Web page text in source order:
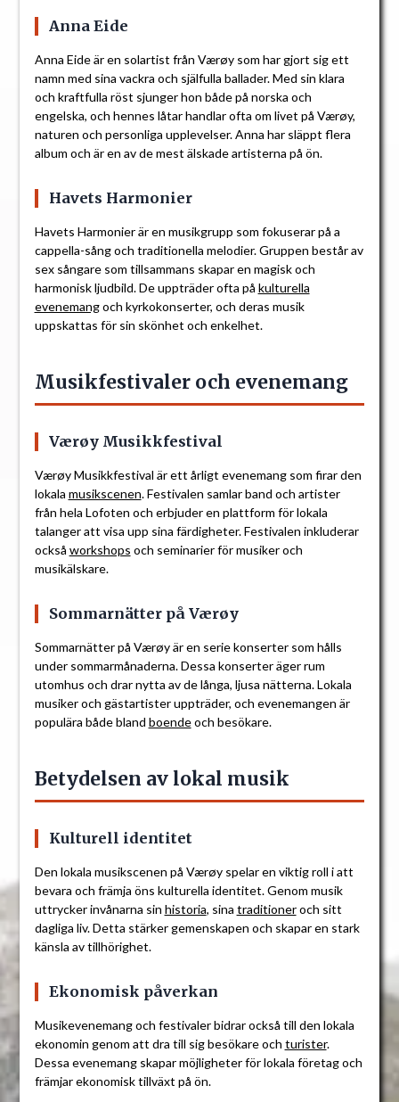
Anna Eide
Anna Eide är en solartist från Værøy som har gjort sig ett
namn med sina vackra och själfulla ballader. Med sin klara
och kraftfulla röst sjunger hon både på norska och
engelska, och hennes låtar handlar ofta om livet på Værøy,
naturen och personliga upplevelser. Anna har släppt flera
album och är en av de mest älskade artisterna på ön.
Havets Harmonier
Havets Harmonier är en musikgrupp som fokuserar på a
cappella-sång och traditionella melodier. Gruppen består av
sex sångare som tillsammans skapar en magisk och
harmonisk ljudbild. De uppträder ofta på kulturella
evenemangoch kyrkokonserter, och deras musik
uppskattas för sin skönhet och enkelhet.
Musikfestivaler och evenemang
Værøy Musikkfestival
Værøy Musikkfestival är ett årligt evenemang som firar den
lokala musikscenen. Festivalen samlar band och artister
från hela Lofoten och erbjuder en plattform för lokala
talanger att visa upp sina färdigheter. Festivalen inkluderar
också workshops och seminarier för musiker och
musikälskare.
Sommarnätter på Værøy
Sommarnätter på Værøy är en serie konserter som hålls
under sommarmånaderna. Dessa konserter äger rum
utomhus och drar nytta av de långa, ljusa nätterna. Lokala
musiker och gästartister uppträder, och evenemangen är
populära både bland boendeoch besökare.
Betydelsen av lokal musik
Kulturell identitet
Den lokala musikscenen på Værøy spelar en viktig roll i att
bevara och främja öns kulturella identitet. Genom musik
uttrycker invånarna sin historia, sina traditioneroch sitt
dagliga liv. Detta stärker gemenskapen och skapar en stark
känsla av tillhörighet.
Ekonomisk påverkan
Musikevenemang och festivaler bidrar också till den lokala
ekonomin genom att dra till sig besökare och turister.
Dessa evenemang skapar möjligheter för lokala företag och
främjar ekonomisk tillväxt på ön.